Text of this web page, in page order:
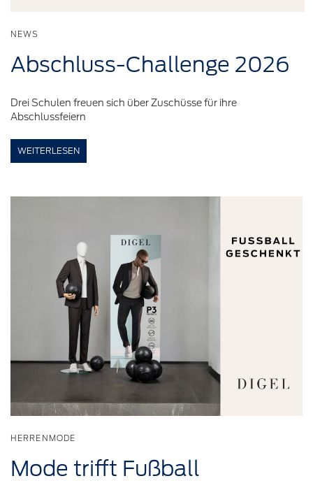
NEWS
Abschluss-Challenge 2026
Drei Schulen freuen sich über Zuschüsse für ihre
Abschlussfeiern
WEITERLESEN
HERRENMODE
Mode trifft Fußball